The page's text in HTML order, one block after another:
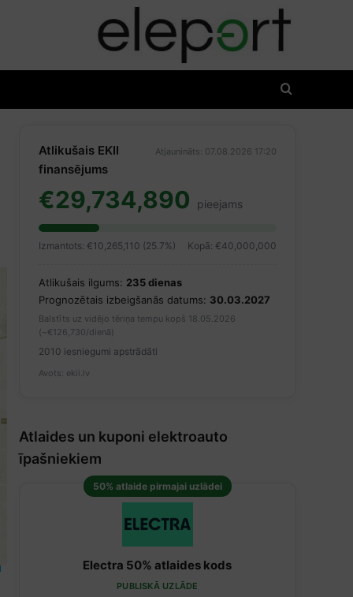
Atlikušais EKII
finansējums
Atjaunināts: 07.08.2026 17:20
€29,734,890 pieejams
Izmantots: €10,265,110 (25.7%) Kopā: €40,000,000
Atlikušais ilgums: 235 dienas
Prognozētais izbeigšanās datums: 30.03.2027
Balstīts uz vidējo tēriņa tempu kopš 18.05.2026
(~€126,730/dienā)
2010 iesniegumi apstrādāti
Avots: ekii.lv
Atlaides un kuponi elektroauto
īpašniekiem
50% atlaide pirmajai uzlādei
Electra 50% atlaides kods
PUBLISKĀ UZLĀDE